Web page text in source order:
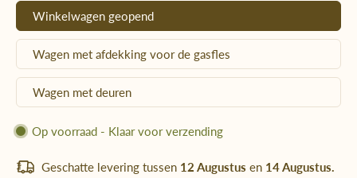
Winkelwagen geopend
Wagen met afdekking voor de gasfles
Wagen met deuren
Op voorraad - Klaar voor verzending
Geschatte levering tussen 12 Augustus en 14 Augustus.